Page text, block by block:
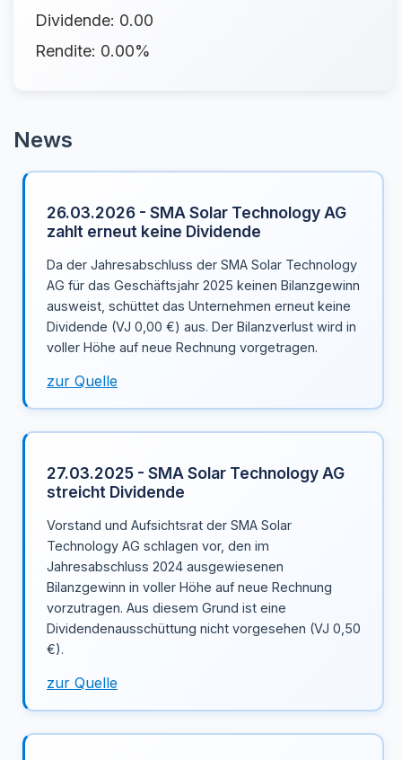
Dividende: 0.00
Rendite: 0.00%
News
26.03.2026 - SMA Solar Technology AG
zahlt erneut keine Dividende
Da der Jahresabschluss der SMA Solar Technology
AG für das Geschäftsjahr 2025 keinen Bilanzgewinn
ausweist, schüttet das Unternehmen erneut keine
Dividende (VJ 0,00 €) aus. Der Bilanzverlust wird in
voller Höhe auf neue Rechnung vorgetragen.
zur Quelle
27.03.2025 - SMA Solar Technology AG
streicht Dividende
Vorstand und Aufsichtsrat der SMA Solar
Technology AG schlagen vor, den im
Jahresabschluss 2024 ausgewiesenen
Bilanzgewinn in voller Höhe auf neue Rechnung
vorzutragen. Aus diesem Grund ist eine
Dividendenausschüttung nicht vorgesehen (VJ 0,50
€).
zur Quelle